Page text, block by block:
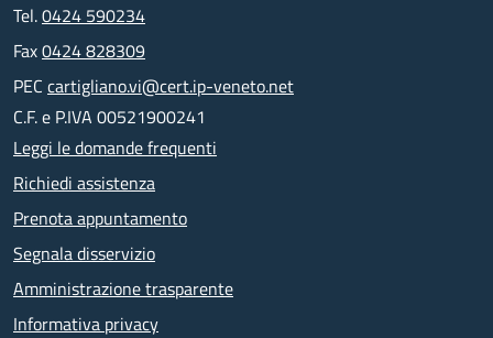
Tel.0424 590234
Fax0424 828309
PEC cartigliano.vi@cert.ip-veneto.net
C.F. e P.IVA 00521900241
Leggi le domande frequenti
Richiedi assistenza
Prenota appuntamento
Segnala disservizio
Amministrazione trasparente
Informativa privacy